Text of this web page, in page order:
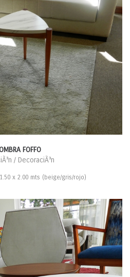
FOFFO
/ DecoraciÃ³n
x 2.00 mts (beige/gris/rojo)